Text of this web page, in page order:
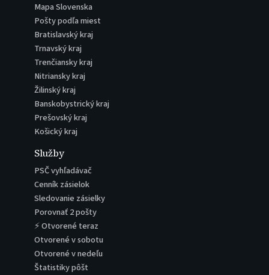
Mapa Slovenska
Pošty podľa miest
Bratislavský kraj
Trnavský kraj
Trenčiansky kraj
Nitriansky kraj
Žilinský kraj
Banskobystrický kraj
Prešovský kraj
Košický kraj
Služby
PSČ vyhľadávač
Cenník zásielok
Sledovanie zásielky
Porovnať 2 pošty
⚡ Otvorené teraz
Otvorené v sobotu
Otvorené v nedeľu
Štatistiky pôšt